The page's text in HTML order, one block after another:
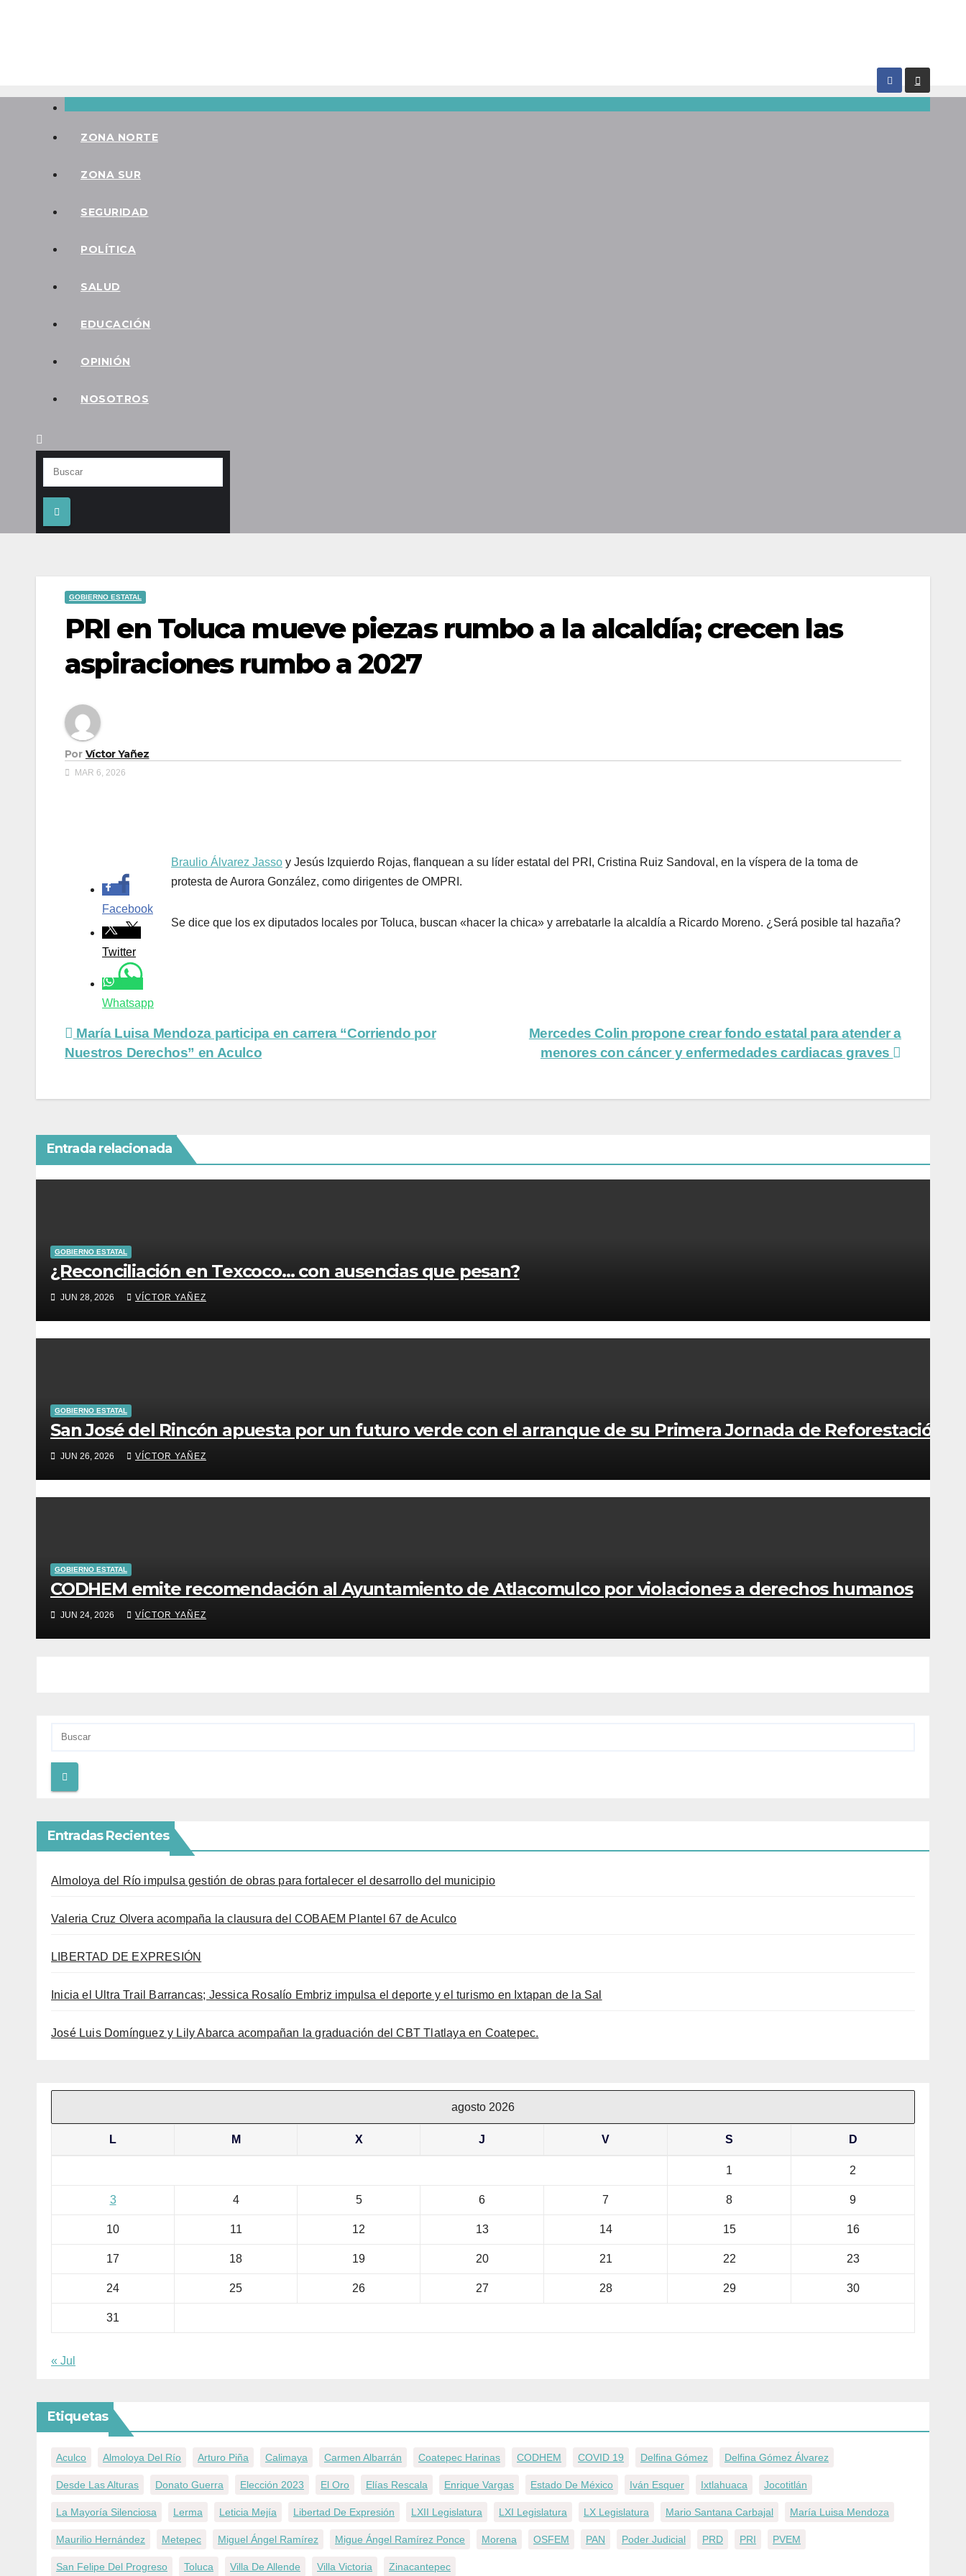
ZONA NORTE
ZONA SUR
SEGURIDAD
POLÍTICA
SALUD
EDUCACIÓN
OPINIÓN
NOSOTROS
GOBIERNO ESTATAL
PRI en Toluca mueve piezas rumbo a la alcaldía; crecen las
aspiraciones rumbo a 2027
Por Víctor Yañez
MAR 6, 2026
Facebook
Twitter
Whatsapp
Braulio Álvarez Jasso y Jesús Izquierdo Rojas, flanquean a su líder estatal del PRI, Cristina Ruiz Sandoval, en la víspera de la toma de
protesta de Aurora González, como dirigentes de OMPRI.
Se dice que los ex diputados locales por Toluca, buscan «hacer la chica» y arrebatarle la alcaldía a Ricardo Moreno. ¿Será posible tal hazaña?
Navegación
entradas
Mercedes Colin propone crear fondo estatal para atender a
menores con cáncer y enfermedades cardiacas graves
María Luisa Mendoza participa en carrera “Corriendo por
Nuestros Derechos” en Aculco
Entrada relacionada
GOBIERNO ESTATAL
¿Reconciliación en Texcoco… con ausencias que pesan?
JUN 28, 2026 VÍCTOR YAÑEZ
GOBIERNO ESTATAL
San José del Rincón apuesta por un futuro verde con el arranque de su Primera Jornada de Reforestación
JUN 26, 2026 VÍCTOR YAÑEZ
GOBIERNO ESTATAL
CODHEM emite recomendación al Ayuntamiento de Atlacomulco por violaciones a derechos humanos
JUN 24, 2026 VÍCTOR YAÑEZ
Entradas Recientes
Almoloya del Río impulsa gestión de obras para fortalecer el desarrollo del municipio
Valeria Cruz Olvera acompaña la clausura del COBAEM Plantel 67 de Aculco
LIBERTAD DE EXPRESIÓN
Inicia el Ultra Trail Barrancas; Jessica Rosalío Embriz impulsa el deporte y el turismo en Ixtapan de la Sal
José Luis Domínguez y Lily Abarca acompañan la graduación del CBT Tlatlaya en Coatepec.
agosto 2026
L M X J V S D
1 2
3 4 5 6 7 8 9
10 11 12 13 14 15 16
17 18 19 20 21 22 23
24 25 26 27 28 29 30
31
« Jul
Etiquetas
Aculco Almoloya Del Río Arturo Piña Calimaya Carmen Albarrán Coatepec Harinas CODHEM COVID 19 Delfina Gómez Delfina Gómez Álvarez
Desde Las Alturas Donato Guerra Elección 2023 El Oro Elías Rescala Enrique Vargas Estado De México Iván Esquer Ixtlahuaca Jocotitlán
La Mayoría Silenciosa Lerma Leticia Mejía Libertad De Expresión LXII Legislatura LXI Legislatura LX Legislatura Mario Santana Carbajal María Luisa Mendoza
Maurilio Hernández Metepec Miguel Ángel Ramírez Migue Ángel Ramírez Ponce Morena OSFEM PAN Poder Judicial PRD PRI PVEM
San Felipe Del Progreso Toluca Villa De Allende Villa Victoria Zinacantepec